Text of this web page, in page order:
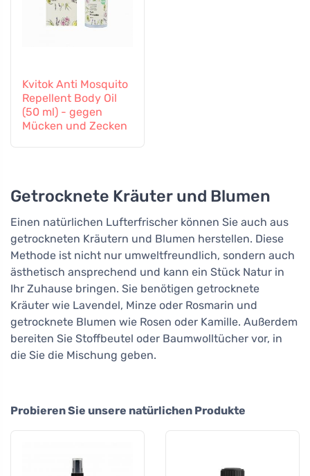
Kvitok Anti Mosquito
Repellent Body Oil
(50 ml) - gegen
Mücken und Zecken
Getrocknete Kräuter und Blumen
Einen natürlichen Lufterfrischer können Sie auch aus
getrockneten Kräutern und Blumen herstellen. Diese
Methode ist nicht nur umweltfreundlich, sondern auch
ästhetisch ansprechend und kann ein Stück Natur in
Ihr Zuhause bringen. Sie benötigen getrocknete
Kräuter wie Lavendel, Minze oder Rosmarin und
getrocknete Blumen wie Rosen oder Kamille. Außerdem
bereiten Sie Stoffbeutel oder Baumwolltücher vor, in
die Sie die Mischung geben.
Probieren Sie unsere natürlichen Produkte